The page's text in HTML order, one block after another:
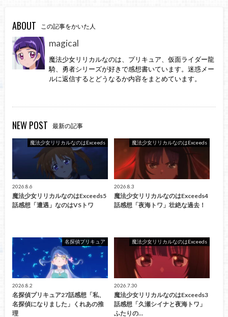
ABOUT この記事をかいた人
magical
魔法少女リリカルなのは、プリキュア、仮面ライダー龍
騎、勇者シリーズが好きで感想書いています。迷惑メー
ルに返信するとどうなるか内容をまとめています。
NEW POST 最新の記事
魔法少女リリカルなのはExceeds
2026.8.6
魔法少女リリカルなのはExceeds5
話感想「遭遇」なのはVSトワ
魔法少女リリカルなのはExceeds
2026.8.3
魔法少女リリカルなのはExceeds4
話感想「夜海トワ」壮絶な過去！
名探偵プリキュア
2026.8.2
名探偵プリキュア27話感想「私、
名探偵になりました」くれあの推
理
魔法少女リリカルなのはExceeds
2026.7.30
魔法少女リリカルなのはExceeds3
話感想「久瀬シイナと夜海トワ」
ふたりの…